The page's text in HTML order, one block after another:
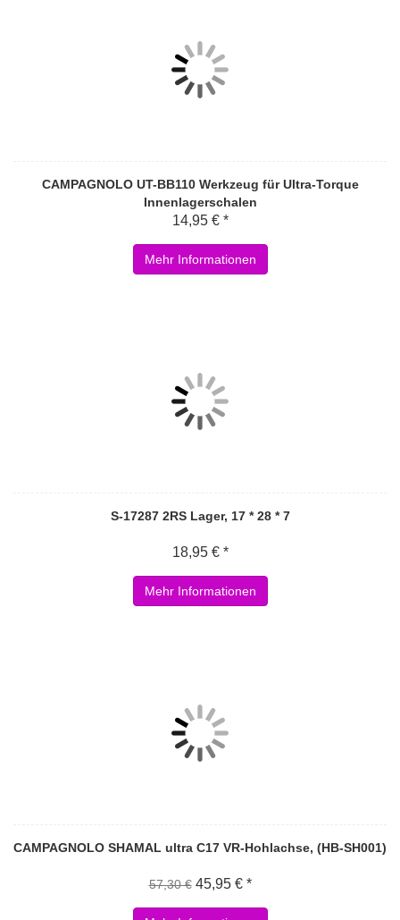
CAMPAGNOLO UT-BB110 Werkzeug für Ultra-Torque
Innenlagerschalen
14,95 € *
Mehr Informationen
S-17287 2RS Lager, 17 * 28 * 7
18,95 € *
Mehr Informationen
CAMPAGNOLO SHAMAL ultra C17 VR-Hohlachse, (HB-SH001)
57,30 € 45,95 € *